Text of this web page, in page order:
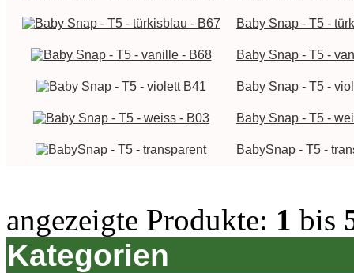
Baby Snap - T5 -
Baby Snap - T5 -
Baby Snap - T5 -
Baby Snap - T5 -
BabySnap - T5 -
angezeigte Produkte: 1 bis
Kategorien